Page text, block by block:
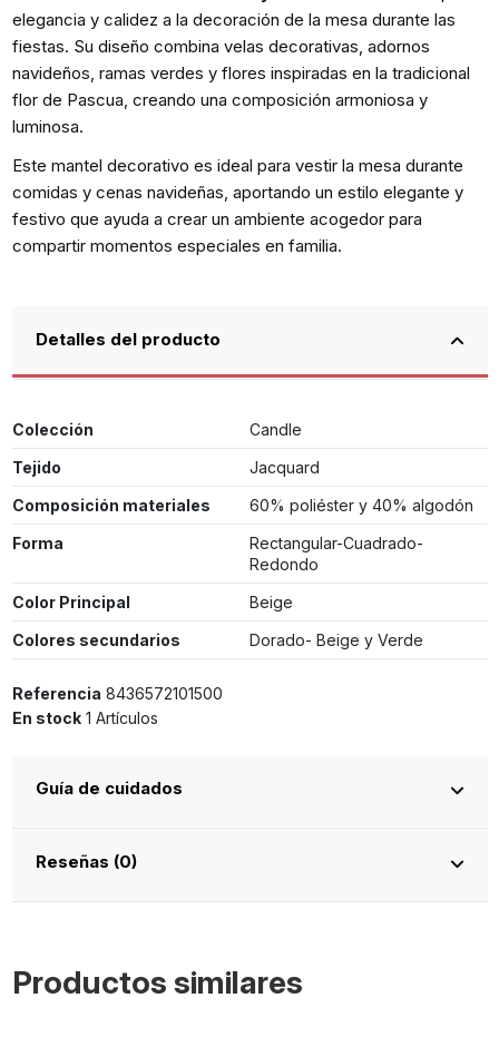
elegancia y calidez a la decoración de la mesa durante las
fiestas. Su diseño combina velas decorativas, adornos
navideños, ramas verdes y flores inspiradas en la tradicional
flor de Pascua, creando una composición armoniosa y
luminosa.
Este mantel decorativo es ideal para vestir la mesa durante
comidas y cenas navideñas, aportando un estilo elegante y
festivo que ayuda a crear un ambiente acogedor para
compartir momentos especiales en familia.
Detalles del producto
Colección
Candle
Tejido
Jacquard
Composición materiales
60% poliéster y 40% algodón
Forma
Rectangular-Cuadrado-
Redondo
Color Principal
Beige
Colores secundarios
Dorado- Beige y Verde
Referencia 8436572101500
En stock 1 Artículos
Guía de cuidados
Reseñas (0)
Productos similares